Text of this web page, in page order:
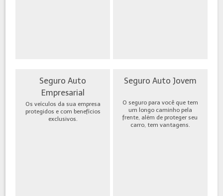
Seguro Auto
Empresarial
Os veículos da sua empresa
protegidos e com benefícios
exclusivos.
Seguro Auto Jovem
O seguro para você que tem
um longo caminho pela
frente, além de proteger seu
carro, tem vantagens.